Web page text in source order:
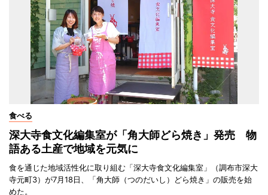
食べる
深大寺食文化編集室が「角大師どら焼き」発売 物
語ある土産で地域を元気に
食を通じた地域活性化に取り組む「深大寺食文化編集室」（調布市深大
寺元町3）が7月18日、「角大師（つのだいし）どら焼き」の販売を始
めた。